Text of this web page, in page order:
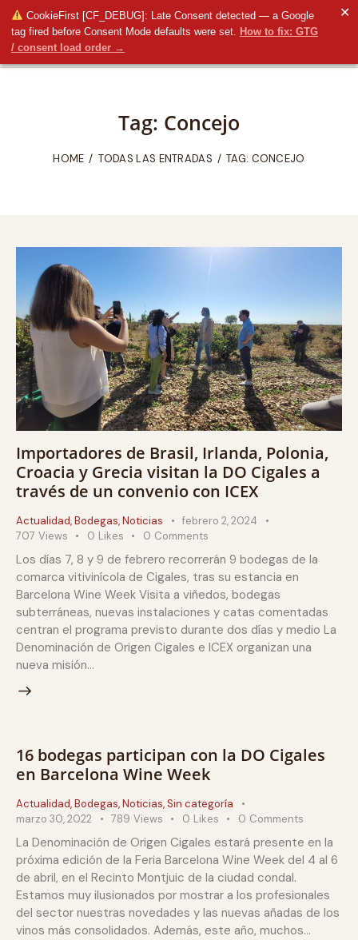
CookieFirst [CF_DEBUG]: Late Consent detected — a Google
tag fired before Consent Mode defaults were set. How to fix: GTG
/ consent load order →
✕
Tag: Concejo
HOME TODAS LAS ENTRADAS TAG: CONCEJO
Importadores de Brasil, Irlanda, Polonia,
Croacia y Grecia visitan la DO Cigales a
través de un convenio con ICEX
Actualidad,Bodegas,Noticias
febrero 2, 2024
707 Views 0 Likes 0 Comments
Los días 7, 8 y 9 de febrero recorrerán 9 bodegas de la
comarca vitivinícola de Cigales, tras su estancia en
Barcelona Wine Week Visita a viñedos, bodegas
subterráneas, nuevas instalaciones y catas comentadas
centran el programa previsto durante dos días y medio La
Denominación de Origen Cigales e ICEX organizan una
nueva misión…
16 bodegas participan con la DO Cigales
en Barcelona Wine Week
Actualidad,Bodegas,Noticias,Sin categoría
marzo 30, 2022
789 Views 0 Likes 0 Comments
La Denominación de Origen Cigales estará presente en la
próxima edición de la Feria Barcelona Wine Week del 4 al 6
de abril, en el Recinto Montjuic de la ciudad condal.
Estamos muy ilusionados por mostrar a los profesionales
del sector nuestras novedades y las nuevas añadas de los
vinos más consolidados. Además, este año, muchos…